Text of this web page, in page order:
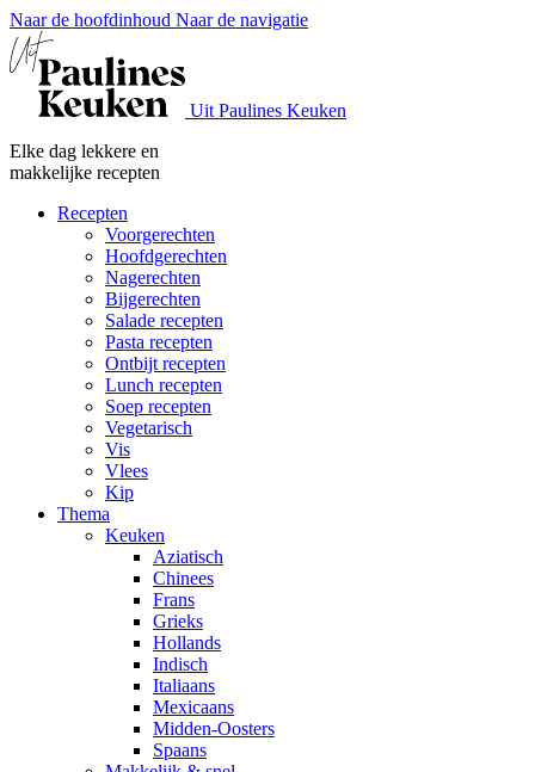
Naar de hoofdinhoud Naar de navigatie
Uit Paulines Keuken
Elke dag lekkere en
makkelijke recepten
Recepten
Voorgerechten
Hoofdgerechten
Nagerechten
Bijgerechten
Salade recepten
Pasta recepten
Ontbijt recepten
Lunch recepten
Soep recepten
Vegetarisch
Vis
Vlees
Kip
Thema
Keuken
Aziatisch
Chinees
Frans
Grieks
Hollands
Indisch
Italiaans
Mexicaans
Midden-Oosters
Spaans